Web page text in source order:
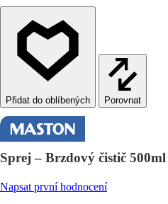
Porovnat
Sprej – Brzdový čistič 500ml
Napsat první hodnocení